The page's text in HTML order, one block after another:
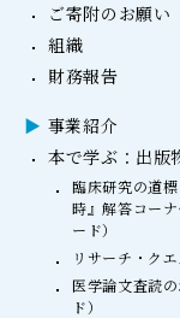
ご寄附のお願い
組織
財務報告
事業紹介
本で学ぶ：出版
臨床研究の道
時』解答コー
ード）
リサーチ・ク
医学論文査読
ド）